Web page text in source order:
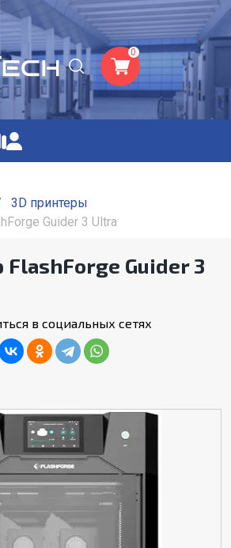
0
3D принтеры
Guider 3 Ultra
FlashForge Guider 3
в социальных сетях